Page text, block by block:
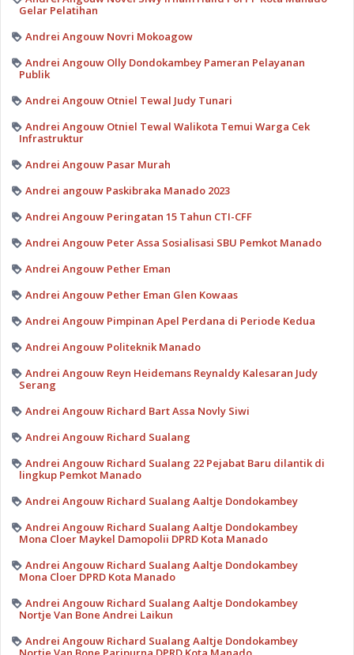
Gelar Pelatihan
Andrei Angouw Novri Mokoagow
Andrei Angouw Olly Dondokambey Pameran Pelayanan
Publik
Andrei Angouw Otniel Tewal Judy Tunari
Andrei Angouw Otniel Tewal Walikota Temui Warga Cek
Infrastruktur
Andrei Angouw Pasar Murah
Andrei angouw Paskibraka Manado 2023
Andrei Angouw Peringatan 15 Tahun CTI-CFF
Andrei Angouw Peter Assa Sosialisasi SBU Pemkot Manado
Andrei Angouw Pether Eman
Andrei Angouw Pether Eman Glen Kowaas
Andrei Angouw Pimpinan Apel Perdana di Periode Kedua
Andrei Angouw Politeknik Manado
Andrei Angouw Reyn Heidemans Reynaldy Kalesaran Judy
Serang
Andrei Angouw Richard Bart Assa Novly Siwi
Andrei Angouw Richard Sualang
Andrei Angouw Richard Sualang 22 Pejabat Baru dilantik di
lingkup Pemkot Manado
Andrei Angouw Richard Sualang Aaltje Dondokambey
Andrei Angouw Richard Sualang Aaltje Dondokambey
Mona Cloer Maykel Damopolii DPRD Kota Manado
Andrei Angouw Richard Sualang Aaltje Dondokambey
Mona Cloer DPRD Kota Manado
Andrei Angouw Richard Sualang Aaltje Dondokambey
Nortje Van Bone Andrei Laikun
Andrei Angouw Richard Sualang Aaltje Dondokambey